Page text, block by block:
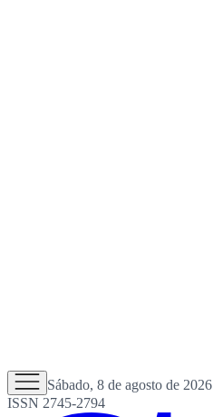
Sábado, 8 de agosto de 2026
ISSN 2745-2794